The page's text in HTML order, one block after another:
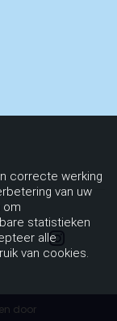
door
correcte werking
van uw
om
statistieken
alle
van cookies.